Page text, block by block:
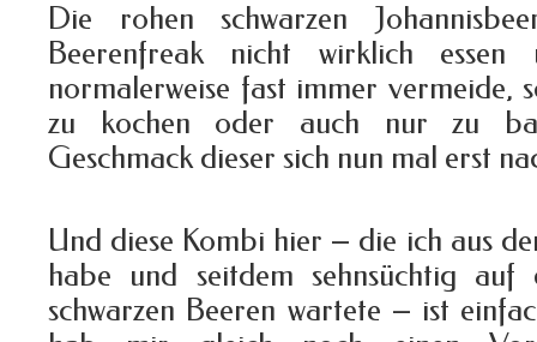
Die rohen schwarzen
Beerenfreak nicht wirklich
normalerweise fast immer vermeide,
zu kochen oder auch nur zu
Geschmack dieser sich nun mal erst
Und diese Kombi hier – die ich aus
habe und seitdem sehnsüchtig
schwarzen Beeren wartete – ist